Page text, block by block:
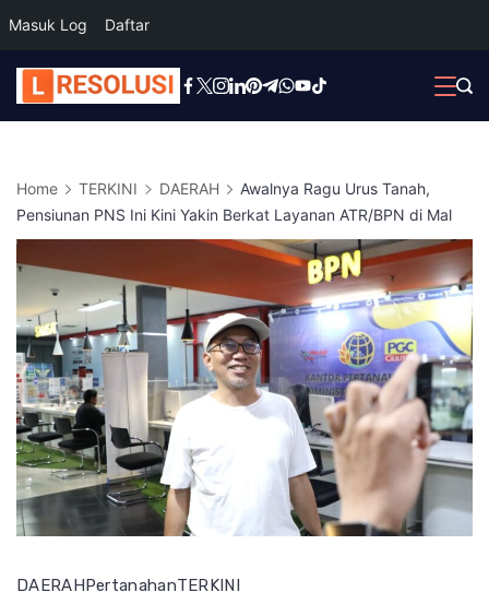
Masuk Log Daftar
Skip
to
Home TERKINI DAERAH
Awalnya Ragu Urus Tanah,
Pensiunan PNS Ini Kini Yakin Berkat Layanan ATR/BPN di Mal
DAERAHPertanahanTERKINI